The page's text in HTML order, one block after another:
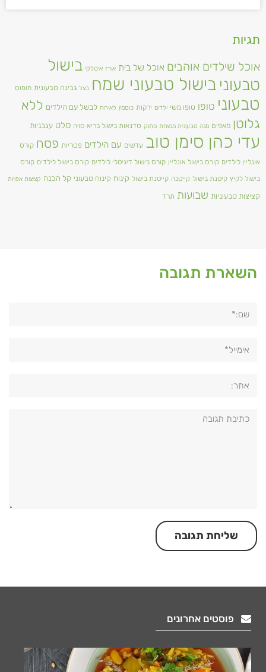
תגיות
אוכל שילדים אוהבים אוכל של בית אורז איטלקי בישול
טבעוני בישול טבעוני שמח בצל גבינה טבעונית חומוס
טבעוני טופו טופו משי ילדים ירקות כוסמין לאירוח לבשל עם הילדים ללא
גלוטן מאפים מנה טבעונית מנצחת מתוק סדנאות בישול בריא סויה סלט עגבניות
עדי כהן סימן טוב עדשים עם הילדים פטריות פסח קורס
אונליין לילדים קורס בישול אונליין קורס בישול דיגיטלי לילדים קורס בישול לילדים קורס
בישול לקיץ קיטנת בישול קייטנה קייטנת בישול קינוח קינוח טבעוני קל הכנה קציצות אפויות
קציצות טבעוניות שבועות תרד
השארת תגובה
פוסטים אחרונים